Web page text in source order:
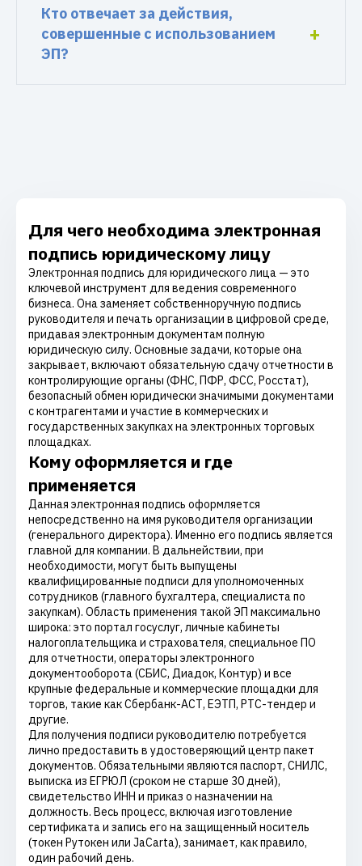
Кто отвечает за действия,
совершенные с использованием
ЭП?
Для чего необходима электронная
подпись юридическому лицу
Электронная подпись для юридического лица — это
ключевой инструмент для ведения современного
бизнеса. Она заменяет собственноручную подпись
руководителя и печать организации в цифровой среде,
придавая электронным документам полную
юридическую силу. Основные задачи, которые она
закрывает, включают обязательную сдачу отчетности в
контролирующие органы (ФНС, ПФР, ФСС, Росстат),
безопасный обмен юридически значимыми документами
с контрагентами и участие в коммерческих и
государственных закупках на электронных торговых
площадках.
Кому оформляется и где
применяется
Данная электронная подпись оформляется
непосредственно на имя руководителя организации
(генерального директора). Именно его подпись является
главной для компании. В дальнействии, при
необходимости, могут быть выпущены
квалифицированные подписи для уполномоченных
сотрудников (главного бухгалтера, специалиста по
закупкам). Область применения такой ЭП максимально
широка: это портал госуслуг, личные кабинеты
налогоплательщика и страхователя, специальное ПО
для отчетности, операторы электронного
документооборота (СБИС, Диадок, Контур) и все
крупные федеральные и коммерческие площадки для
торгов, такие как Сбербанк-АСТ, ЕЭТП, РТС-тендер и
другие.
Для получения подписи руководителю потребуется
лично предоставить в удостоверяющий центр пакет
документов. Обязательными являются паспорт, СНИЛС,
выписка из ЕГРЮЛ (сроком не старше 30 дней),
свидетельство ИНН и приказ о назначении на
должность. Весь процесс, включая изготовление
сертификата и запись его на защищенный носитель
(токен Рутокен или JaCarta), занимает, как правило,
один рабочий день.